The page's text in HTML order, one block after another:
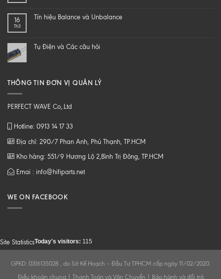
loa
Z
CHẤT
16
Th3
Tín hiệu Balance và Unbalance
Tụ Điện và Các câu hỏi
THÔNG TIN ĐƠN VỊ QUẢN LÝ
PERFECT WAVE Co,.Ltd
Hotline: 0913 14 17 33
Địa chỉ: 290/7 Phan Anh, Phú Thạnh, TP.HCM
Kho hàng: 551/9 Hương Lộ 2,Bình Trị Đông, TP.HCM
Emai : info@hifiparts.net
WE ON FACEBOOK
Site StatisticsToday's visitors: 115
GPKD: 0316135028 , do Sở Kế Hoạch – Đầu Tư TPHCM cấp ngày 11/02/2020.
Điều khoản chung| Thanh Toán và Vận Chuyển Bảo hành và đổi trả